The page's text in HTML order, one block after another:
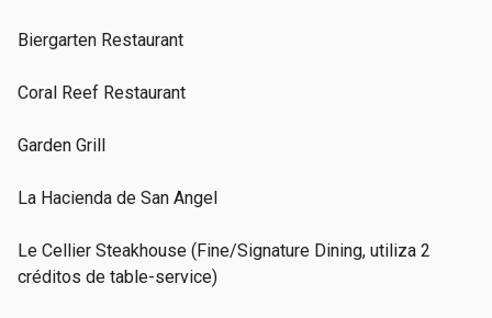
Biergarten Restaurant
Coral Reef Restaurant
Garden Grill
La Hacienda de San Angel
Le Cellier Steakhouse (Fine/Signature Dining, utiliza 2
créditos de table-service)